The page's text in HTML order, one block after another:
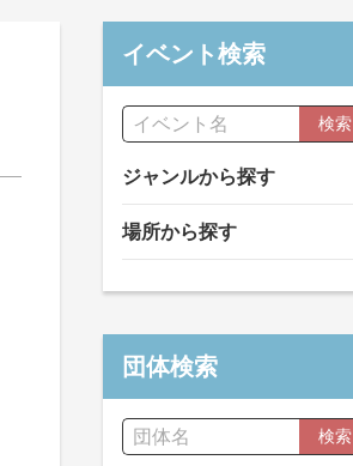
イベント検索
検索
ジャンルから探す
場所から探す
団体検索
検索